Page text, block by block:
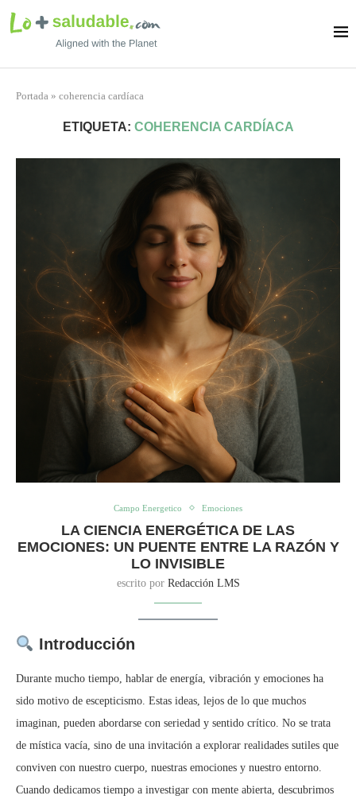
Portada » coherencia cardíaca
ETIQUETA: COHERENCIA CARDÍACA
Campo Energetico Emociones
LA CIENCIA ENERGÉTICA DE LAS
EMOCIONES: UN PUENTE ENTRE LA RAZÓN Y
LO INVISIBLE
escrito por Redacción LMS
Introducción
Durante mucho tiempo, hablar de energía, vibración y emociones ha
sido motivo de escepticismo. Estas ideas, lejos de lo que muchos
imaginan, pueden abordarse con seriedad y sentido crítico. No se trata
de mística vacía, sino de una invitación a explorar realidades sutiles que
conviven con nuestro cuerpo, nuestras emociones y nuestro entorno.
Cuando dedicamos tiempo a investigar con mente abierta, descubrimos